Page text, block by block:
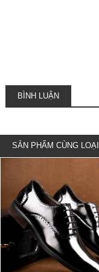
BÌNH LUẬN
SẢN PHẨM CÙNG LOẠI